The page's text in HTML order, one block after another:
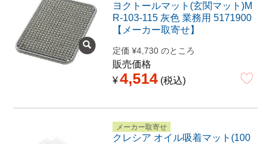
ヨクトールマット(玄関マット)M
R-103-115 灰色 業務用 5171900
【メーカー取寄せ】
定価 ¥4,730 のところ
販売価格
¥4,514 税込
メーカー取寄せ
クレシア オイル吸着マット(100